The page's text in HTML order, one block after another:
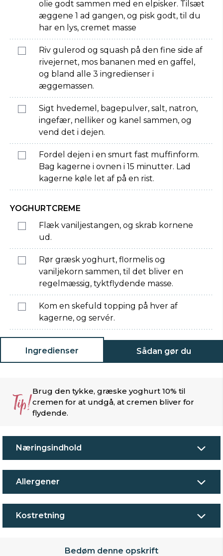
olie godt sammen med en elpisker. Tilsæt
æggene 1 ad gangen, og pisk godt, til du
har en lys, cremet masse
Riv gulerod og squash på den fine side af
rivejernet, mos bananen med en gaffel,
og bland alle 3 ingredienser i
æggemassen.
Sigt hvedemel, bagepulver, salt, natron,
ingefær, nelliker og kanel sammen, og
vend det i dejen.
Fordel dejen i en smurt fast muffinform.
Bag kagerne i ovnen i 15 minutter. Lad
kagerne køle let af på en rist.
YOGHURTCREME
Flæk vaniljestangen, og skrab kornene
ud.
Rør græsk yoghurt, flormelis og
vaniljekorn sammen, til det bliver en
regelmæssig, tyktflydende masse.
Kom en skefuld topping på hver af
kagerne, og servér.
Ingredienser Sådan gør du
Tip!Brug den tykke, græske yoghurt 10% til
cremen for at undgå, at cremen bliver for
flydende.
Næringsindhold
Allergener
Kostretning
Bedøm denne opskrift